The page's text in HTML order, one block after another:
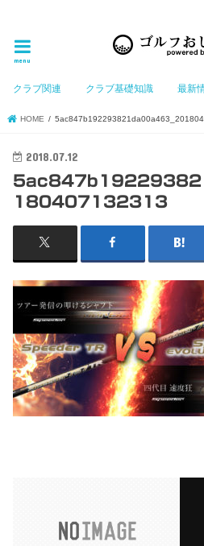
menu
クラブ関連 クラブ基礎知識 最新
HOME
2018.07.12
180407132313